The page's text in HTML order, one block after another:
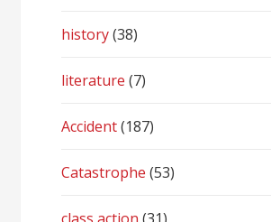
history(38)
literature (7)
Accident(187)
Catastrophe (53)